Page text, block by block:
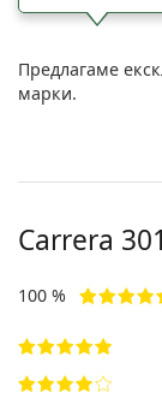
Предлагаме
марки.
Carrera
100 %